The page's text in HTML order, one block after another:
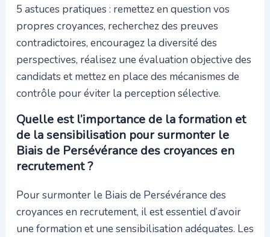
5 astuces pratiques : remettez en question vos
propres croyances, recherchez des preuves
contradictoires, encouragez la diversité des
perspectives, réalisez une évaluation objective des
candidats et mettez en place des mécanismes de
contrôle pour éviter la perception sélective.
Quelle est l’importance de la formation et
de la sensibilisation pour surmonter le
Biais de Persévérance des croyances en
recrutement ?
Pour surmonter le Biais de Persévérance des
croyances en recrutement, il est essentiel d’avoir
une formation et une sensibilisation adéquates. Les